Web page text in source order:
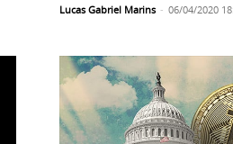
Lucas Gabriel Marins - 06/04/2020